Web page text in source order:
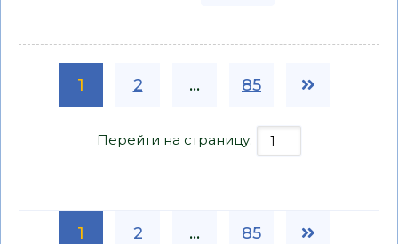
1 2 ... 85
Перейти на страницу:
1 2 ... 85